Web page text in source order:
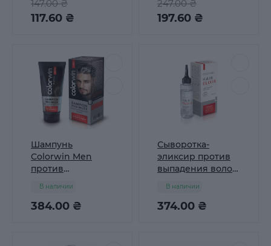
147.00 ₴
117.60 ₴
247.00 ₴
197.60 ₴
Шампунь
Colorwin Men
против
В наличии
384.00 ₴
Сыворотка-
эликсир против
выпадения волос
В наличии
374.00 ₴